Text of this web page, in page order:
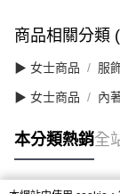
商品相關分類
▶ 女士商品 服
▶ 女士商品 內
本分類熱銷全